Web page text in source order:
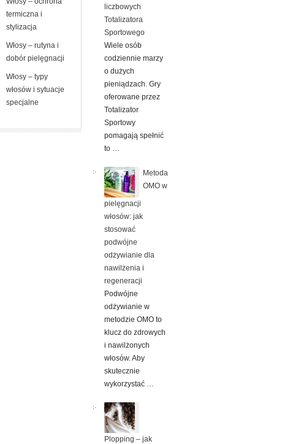
termiczna i
stylizacja
Włosy – rutyna i
dobór pielęgnacji
Włosy – typy
włosów i sytuacje
specjalne
liczbowych
Totalizatora
Sportowego
Wiele osób
codziennie marzy
o dużych
pieniądzach. Gry
oferowane przez
Totalizator
Sportowy
pomagają spełnić
to …
Metoda
OMO w
pielęgnacji
włosów: jak
stosować
podwójne
odżywianie dla
nawilżenia i
regeneracji
Podwójne
odżywianie w
metodzie OMO to
klucz do zdrowych
i nawilżonych
włosów. Aby
skutecznie
wykorzystać …
Plopping – jak